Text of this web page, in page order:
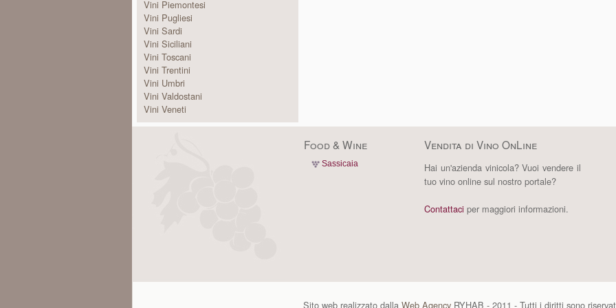
Vini Piemontesi
Vini Pugliesi
Vini Sardi
Vini Siciliani
Vini Toscani
Vini Trentini
Vini Umbri
Vini Valdostani
Vini Veneti
Food & Wine
Sassicaia
Vendita di Vino OnLine
Hai un'azienda vinicola? Vuoi vendere il
tuo vino online sul nostro portale?
Contattaci per maggiori informazioni.
Sito web realizzato dalla Web Agency RYHAB - 2011 - Tutti i diritti sono